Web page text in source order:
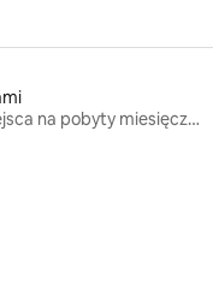
Miejsca na pobyty miesięczne